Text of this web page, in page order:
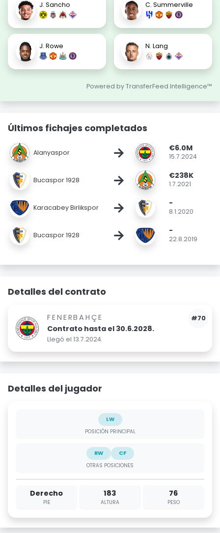
J. Sancho C. Summerville
J. Rowe N. Lang
Powered by TransferFeed Intelligence™
Últimos fichajes completados
Alanyaspor → €6.0M
15.7.2024
Bucaspor 1928 → €238K
1.7.2021
Karacabey Birlikspor → -
8.1.2020
Bucaspor 1928 → -
22.8.2019
Detalles del contrato
#70
FENERBAHÇE
Contrato hasta el 30.6.2028.
Llegó el 13.7.2024.
Detalles del jugador
LW
POSICIÓN PRINCIPAL
RW
CF
OTRAS POSICIONES
Derecho
PIE
183
ALTURA
76
PESO